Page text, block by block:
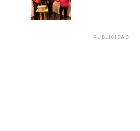
PUBLICIDAD